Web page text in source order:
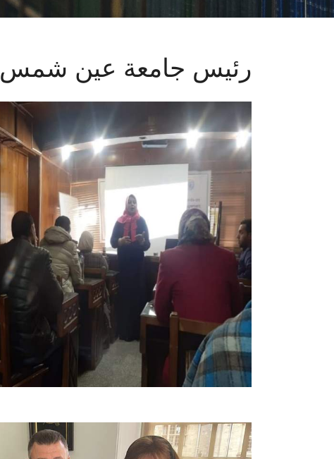
رئيس جامعة عين شمس